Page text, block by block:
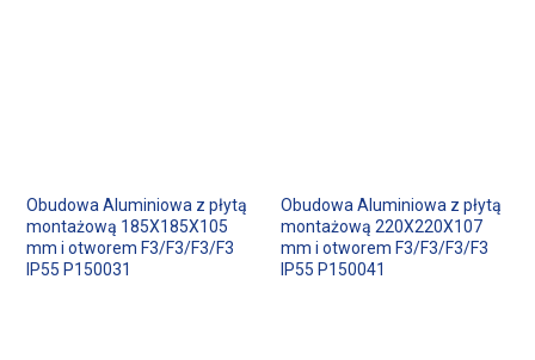
Obudowa Aluminiowa z płytą
montażową 185X185X105
mm i otworem F3/F3/F3/F3
IP55 P150031
Obudowa Aluminiowa z płytą
montażową 220X220X107
mm i otworem F3/F3/F3/F3
IP55 P150041